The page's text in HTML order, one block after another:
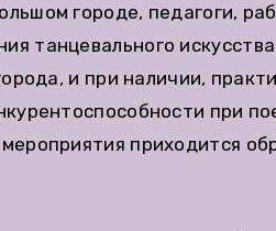
городе, педагоги,
танцевального
и при наличии,
при
приходится